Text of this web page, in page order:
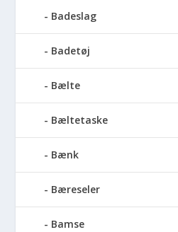
Badeslag
Badetøj
Bælte
Bæltetaske
Bænk
Bæreseler
Bamse